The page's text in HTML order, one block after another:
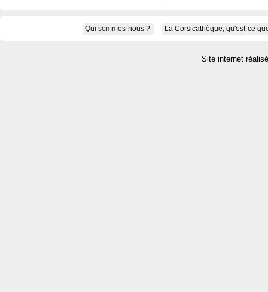
Qui sommes-nous ? La Corsicathèque, qu'est-ce
Site internet